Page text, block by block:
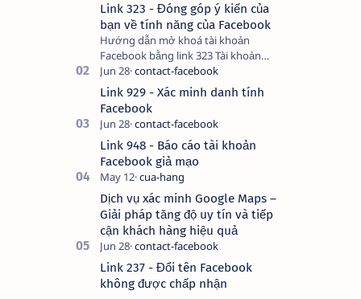
Link 323 - Đóng góp ý kiến của
bạn về tính năng của Facebook
Hướng dẫn mở khoá tài khoản
Facebook bằng link 323 Tài khoản
Facebook bị vô hiệu hóa có thể do
nhiều nguyên nhân, do bạn đăng bài
hay thực hiện…
Link 929 - Xác minh danh tính
Facebook
Link 948 - Báo cáo tài khoản
Facebook giả mạo
Dịch vụ xác minh Google Maps –
Giải pháp tăng độ uy tín và tiếp
cận khách hàng hiệu quả
Link 237 - Đổi tên Facebook
không được chấp nhận